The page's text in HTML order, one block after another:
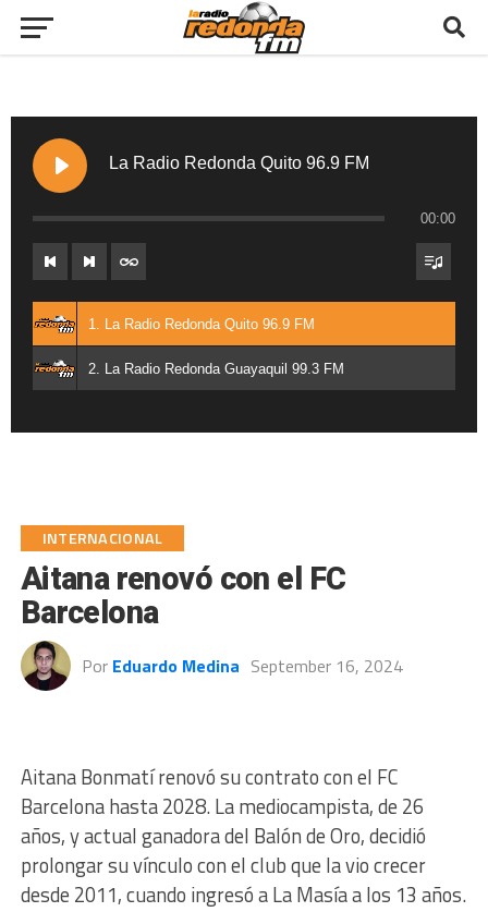
La Radio Redonda Quito 96.9 FM
00:00
1. La Radio Redonda Quito 96.9 FM
2. La Radio Redonda Guayaquil 99.3 FM
INTERNACIONAL
Aitana renovó con el FC
Barcelona
Por Eduardo Medina September 16, 2024
Aitana Bonmatí renovó su contrato con el FC
Barcelona hasta 2028. La mediocampista, de 26
años, y actual ganadora del Balón de Oro, decidió
prolongar su vínculo con el club que la vio crecer
desde 2011, cuando ingresó a La Masía a los 13 años.